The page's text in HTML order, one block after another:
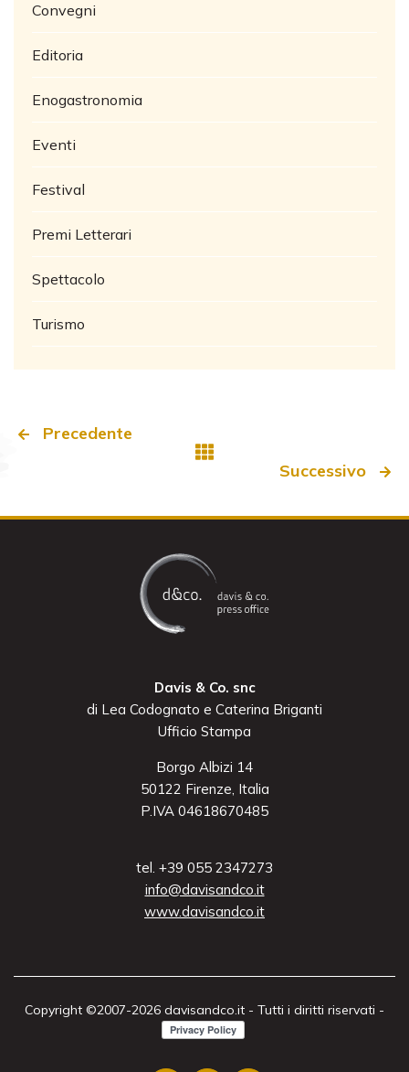
Convegni
Editoria
Enogastronomia
Eventi
Festival
Premi Letterari
Spettacolo
Turismo
Precedente
Successivo
Davis & Co. snc
di Lea Codognato e Caterina Briganti
Ufficio Stampa
Borgo Albizi 14
50122 Firenze, Italia
P.IVA 04618670485
tel. +39 055 2347273
info@davisandco.it
www.davisandco.it
Copyright ©2007-2026 davisandco.it - Tutti i diritti riservati -